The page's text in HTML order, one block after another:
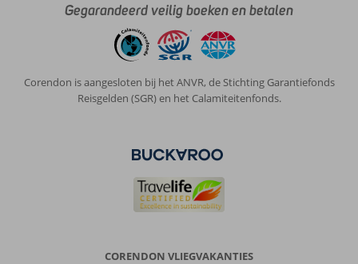
Gegarandeerd veilig boeken en betalen
Corendon is aangesloten bij het ANVR, de Stichting Garantiefonds
Reisgelden (SGR) en het Calamiteitenfonds.
CORENDON VLIEGVAKANTIES